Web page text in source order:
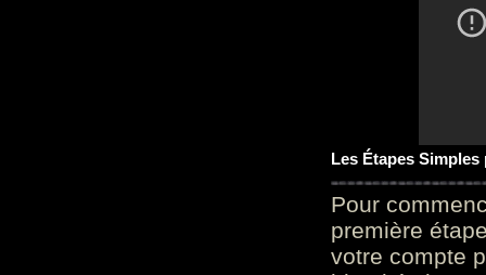
Les Étapes
Pour
première
votre compte